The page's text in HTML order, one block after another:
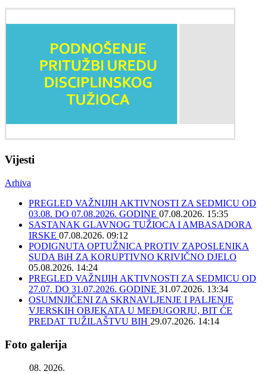
Vijesti
Arhiva
PREGLED VAŽNIJIH AKTIVNOSTI ZA SEDMICU OD
03.08. DO 07.08.2026. GODINE 07.08.2026. 15:35
SASTANAK GLAVNOG TUŽIOCA I AMBASADORA
IRSKE 07.08.2026. 09:12
PODIGNUTA OPTUŽNICA PROTIV ZAPOSLENIKA
SUDA BiH ZA KORUPTIVNO KRIVIČNO DJELO
05.08.2026. 14:24
PREGLED VAŽNIJIH AKTIVNOSTI ZA SEDMICU OD
27.07. DO 31.07.2026. GODINE 31.07.2026. 13:34
OSUMNJIČENI ZA SKRNAVLJENJE I PALJENJE
VJERSKIH OBJEKATA U MEĐUGORJU, BIT ĆE
PREDAT TUŽILAŠTVU BIH 29.07.2026. 14:14
Foto galerija
08. 2026.